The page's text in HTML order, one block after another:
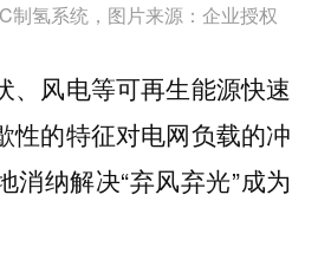
制氢系统，图片来源：企业授权
、风电等可再生能源快速
性的特征对电网负载的冲
消纳解决“弃风弃光”成为